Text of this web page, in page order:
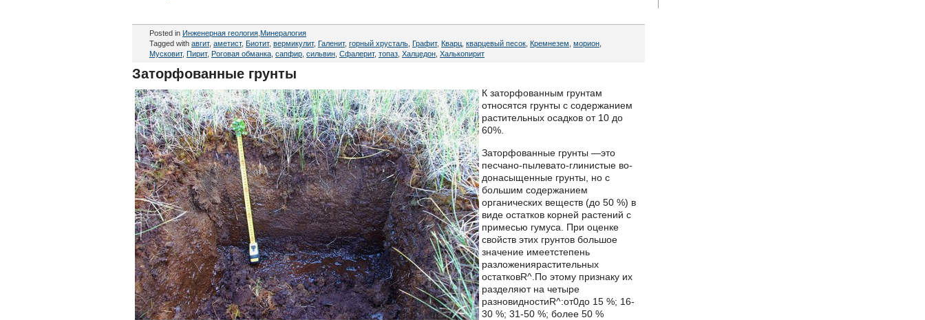
Posted in Инженерная геология Минералогия
Tagged with авгит, аметист, Биотит, вермикулит, Галенит, горный хрусталь Графит, Кварц кварцевый песок Кремнезем морион
Мусковит, Пирит, Роговая обманка сапфир сильвин Сфалерит, топаз Халцедон Халькопирит
Заторфованные грунты
К заторфованным грунтам
относятся грунты с содержанием
растительных осадков от 10 до
60%.
Заторфованные грунты —это
песчано-пылевато-глинистые во­
донасыщенные грунты, но с
большим содержанием
органических веществ (до 50 %) в
виде остатков корней растений с
примесью гумуса. При оценке
свойств этих грунтов большое
значение име­етстепень
разложениярастительных
остатковR^.По этому при­знаку их
разделяют на четыре
разновидностиR^:от0до 15 %; 16-
30 %; 31-50 %; более 50 %